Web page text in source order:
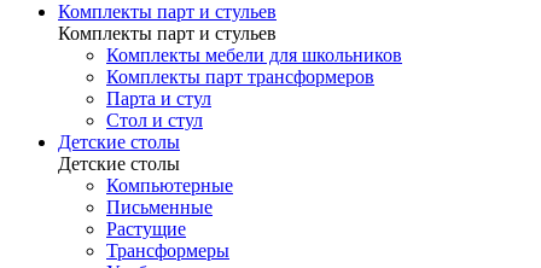
Комплекты парт и стульев
Комплекты парт и стульев
Комплекты мебели для школьников
Комплекты парт трансформеров
Парта и стул
Стол и стул
Детские столы
Детские столы
Компьютерные
Письменные
Растущие
Трансформеры